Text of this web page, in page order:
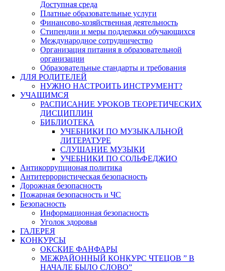
Доступная среда
Платные образовательные услуги
Финансово-хозяйственная деятельность
Стипендии и меры поддержки обучающихся
Международное сотрудничество
Организация питания в образовательной
организации
Образовательные стандарты и требования
ДЛЯ РОДИТЕЛЕЙ
НУЖНО НАСТРОИТЬ ИНСТРУМЕНТ?
УЧАЩИМСЯ
РАСПИСАНИЕ УРОКОВ ТЕОРЕТИЧЕСКИХ
ДИСЦИПЛИН
БИБЛИОТЕКА
УЧЕБНИКИ ПО МУЗЫКАЛЬНОЙ
ЛИТЕРАТУРЕ
СЛУШАНИЕ МУЗЫКИ
УЧЕБНИКИ ПО СОЛЬФЕДЖИО
Антикоррупционая политика
Антитеррористическая безопасность
Дорожная безопасность
Пожарная безопасность и ЧС
Безопасность
Информационная безопасность
Уголок здоровья
ГАЛЕРЕЯ
КОНКУРСЫ
ОКСКИЕ ФАНФАРЫ
МЕЖРАЙОННЫЙ КОНКУРС ЧТЕЦОВ ” В
НАЧАЛЕ БЫЛО СЛОВО”